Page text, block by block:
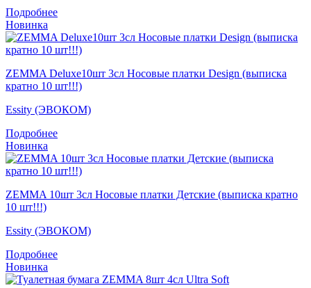
Подробнее
Новинка
ZEMMA Deluxe10шт 3сл Носовые платки Design (выписка
кратно 10 шт!!!)
Essity (ЭВОКОМ)
Подробнее
Новинка
ZEMMA 10шт 3сл Носовые платки Детские (выписка кратно
10 шт!!!)
Essity (ЭВОКОМ)
Подробнее
Новинка